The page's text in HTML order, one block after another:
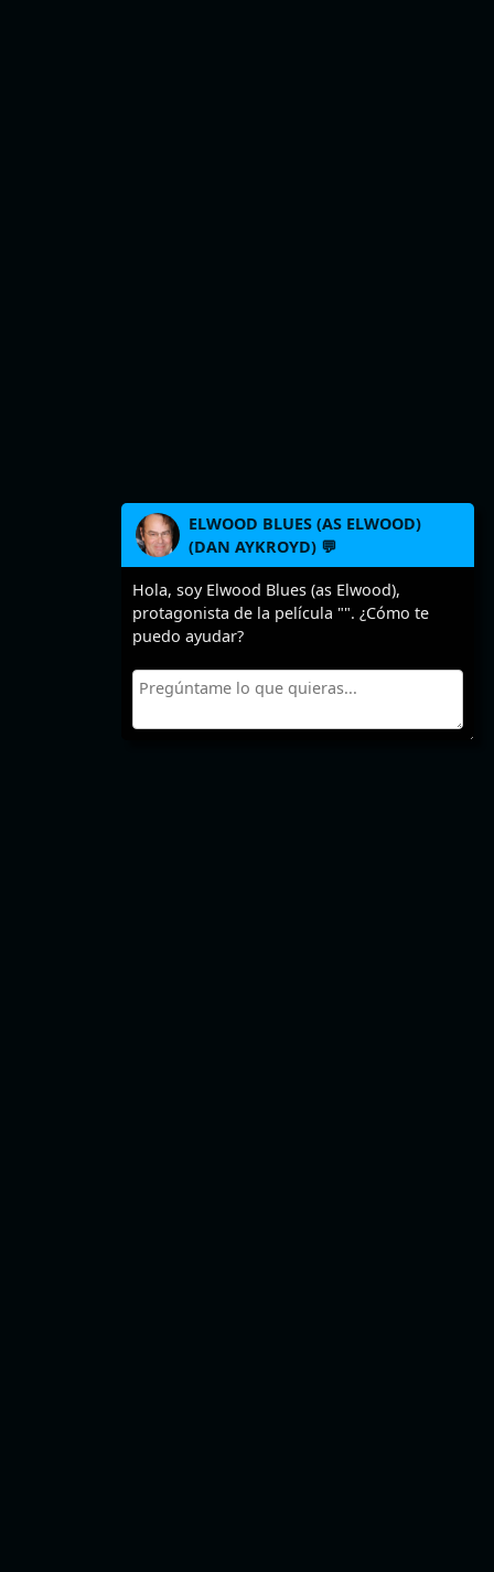
ELWOOD BLUES (AS ELWOOD)
(DAN AYKROYD) 💬
Hola, soy Elwood Blues (as Elwood),
protagonista de la película "". ¿Cómo te
puedo ayudar?